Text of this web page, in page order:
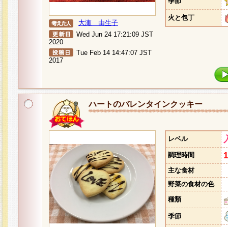
大瀬 由生子
Wed Jun 24 17:21:09 JST
2020
Tue Feb 14 14:47:07 JST
2017
火と包丁
ハートのバレンタインクッキー
レベル
調理時間
主な食材
野菜の食材の色
種類
季節